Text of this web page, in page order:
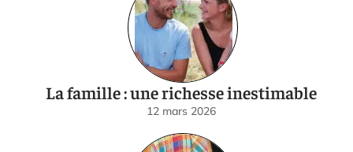
La famille : une richesse inestimable
12 mars 2026